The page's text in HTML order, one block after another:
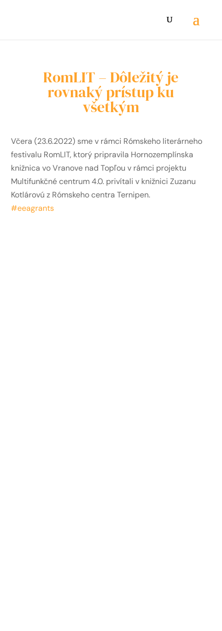
RomLIT – Dôležitý je
rovnaký prístup ku
všetkým
Včera (23.6.2022) sme v rámci Rómskeho literárneho
festivalu RomLIT, ktorý pripravila Hornozemplínska
knižnica vo Vranove nad Topľou v rámci projektu
Multifunkčné centrum 4.0. privítali v knižnici Zuzanu
Kotlárovú z Rómskeho centra Ternipen.
#eeagrants